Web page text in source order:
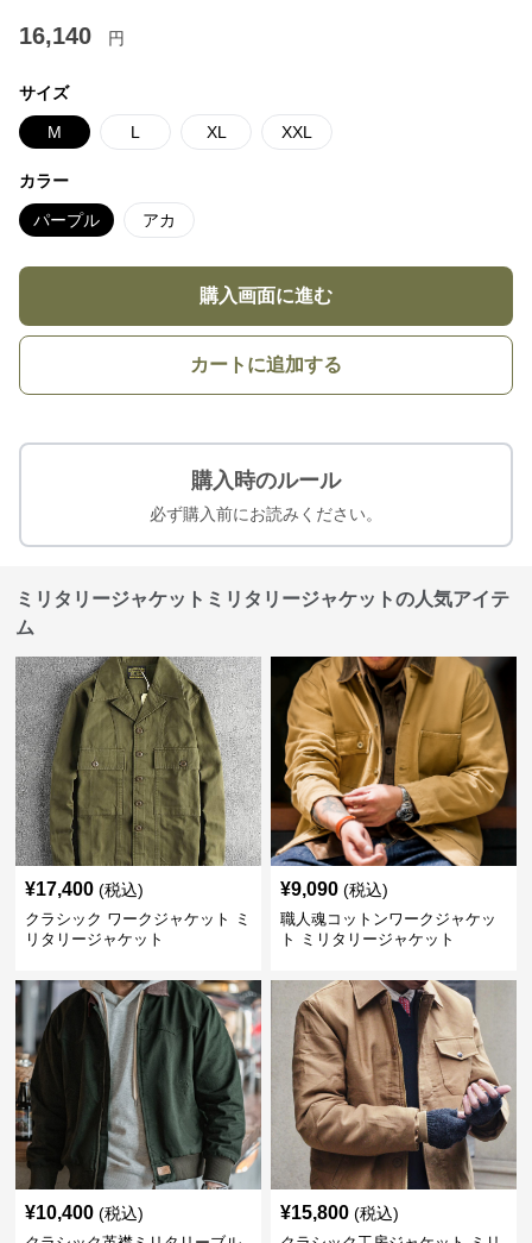
16,140 円
サイズ
M L XL XXL
カラー
パープル アカ
購入画面に進む
カートに追加する
購入時のルール
必ず購入前にお読みください。
ミリタリージャケットミリタリージャケットの人気アイテ
ム
¥17,400 (税込)
クラシック ワークジャケット ミ
リタリージャケット
¥9,090 (税込)
職人魂コットンワークジャケッ
ト ミリタリージャケット
¥10,400 (税込) ¥15,800 (税込)